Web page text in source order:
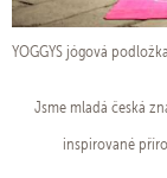
YOGGYS jógová
Jsme mladá česká
inspirované